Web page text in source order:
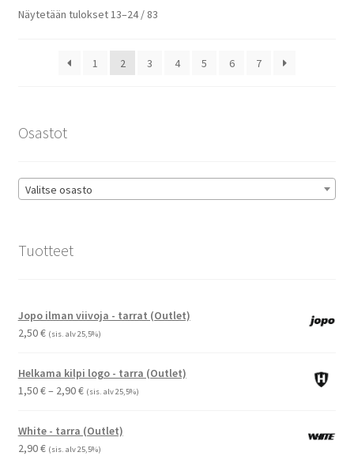
sivulla.
Näytetään tulokset 13–24 / 83Suosituimmat
1 2 3 4 5 6 7
Osastot
Valitse osasto
Tuotteet
Jopo ilman viivoja - tarrat (Outlet)
2,50€ (sis. alv 25,5%)
Helkama kilpi logo - tarra (Outlet)
1,50€– 2,90€Hintaluokka:
-
2,90 €
(sis. alv 25,5%)
White - tarra (Outlet)
2,90€ (sis. alv 25,5%)